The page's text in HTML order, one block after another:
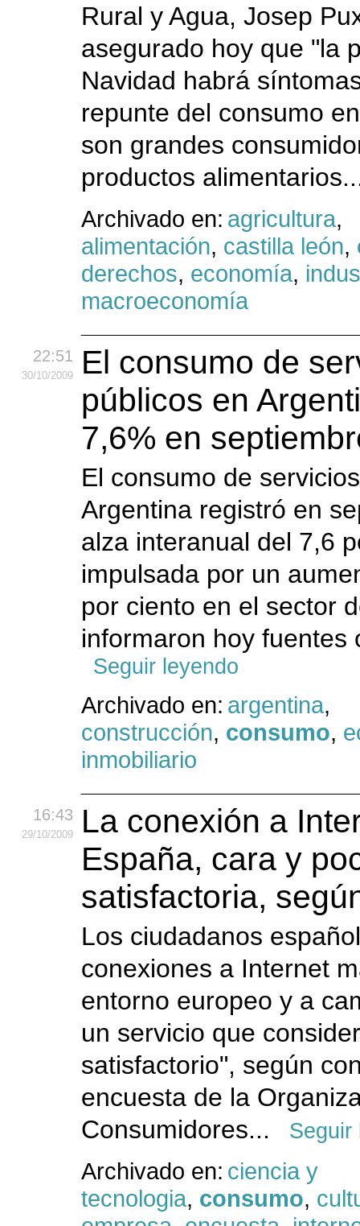
Rural y Agua, Josep
asegurado hoy que "la
Navidad habrá
repunte del consumo
son grandes
productos
Archivado en: agricultura,
alimentación, castilla león,
derechos, economía,
macroeconomía
22:51
30/10/2009
El consumo de
públicos en
7,6% en
El consumo de
Argentina registró en
alza interanual del 7,6
impulsada por un
por ciento en el sector
informaron hoy fuentes
Seguir leyendo
Archivado en: argentina,
construcción, consumo,
inmobiliario
16:43
29/10/2009
La conexión a
España, cara y
satisfactoria,
Los ciudadanos
conexiones a Internet
entorno europeo y a
un servicio que
satisfactorio", según
encuesta de la
Consumidores...
Seguir
Archivado en: ciencia y
tecnologia, consumo,